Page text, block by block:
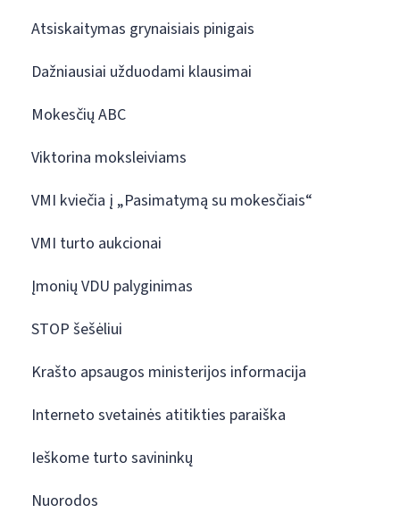
Atsiskaitymas grynaisiais pinigais
Dažniausiai užduodami klausimai
Mokesčių ABC
Viktorina moksleiviams
VMI kviečia į „Pasimatymą su mokesčiais“
VMI turto aukcionai
Įmonių VDU palyginimas
STOP šešėliui
Krašto apsaugos ministerijos informacija
Interneto svetainės atitikties paraiška
Ieškome turto savininkų
Nuorodos